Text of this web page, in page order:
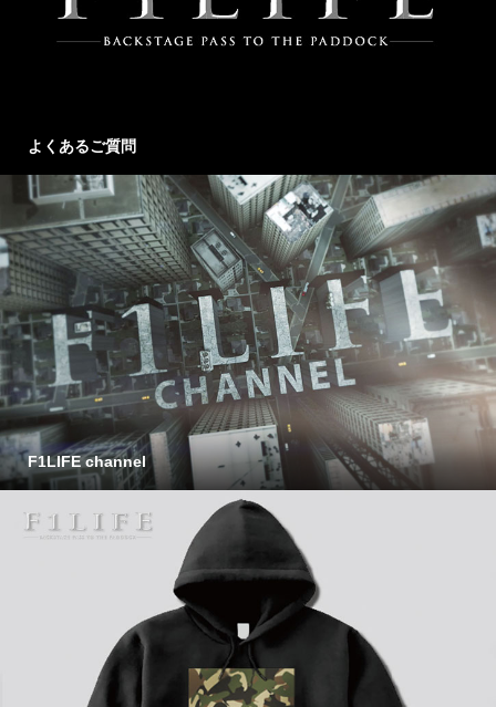
よくあるご質問
F1LIFE channel